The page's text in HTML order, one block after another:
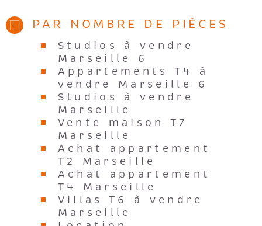
PAR NOMBRE DE PIÈCES
Studios à vendre
Marseille 6
Appartements T4 à
vendre Marseille 6
Studios à vendre
Marseille
Vente maison T7
Marseille
Achat appartement
T2 Marseille
Achat appartement
T4 Marseille
Villas T6 à vendre
Marseille